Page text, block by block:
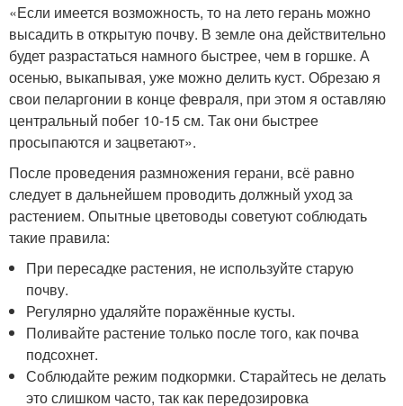
«Если имеется возможность, то на лето герань можно
высадить в открытую почву. В земле она действительно
будет разрастаться намного быстрее, чем в горшке. А
осенью, выкапывая, уже можно делить куст. Обрезаю я
свои пеларгонии в конце февраля, при этом я оставляю
центральный побег 10-15 см. Так они быстрее
просыпаются и зацветают».
После проведения размножения герани, всё равно
следует в дальнейшем проводить должный уход за
растением. Опытные цветоводы советуют соблюдать
такие правила:
При пересадке растения, не используйте старую
почву.
Регулярно удаляйте поражённые кусты.
Поливайте растение только после того, как почва
подсохнет.
Соблюдайте режим подкормки. Старайтесь не делать
это слишком часто, так как передозировка